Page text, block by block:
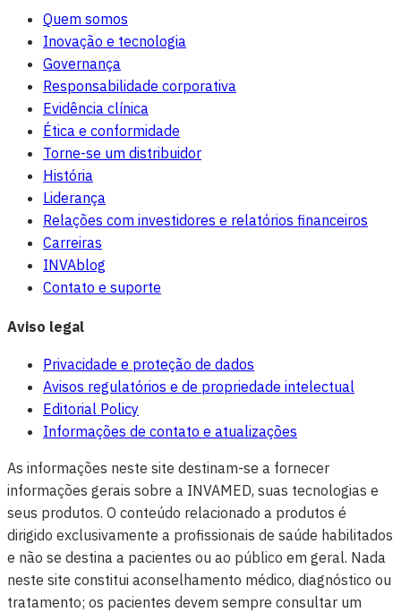
Quem somos
Inovação e tecnologia
Governança
Responsabilidade corporativa
Evidência clínica
Ética e conformidade
Torne-se um distribuidor
História
Liderança
Relações com investidores e relatórios financeiros
Carreiras
INVAblog
Contato e suporte
Aviso legal
Privacidade e proteção de dados
Avisos regulatórios e de propriedade intelectual
Editorial Policy
Informações de contato e atualizações
As informações neste site destinam-se a fornecer
informações gerais sobre a INVAMED, suas tecnologias e
seus produtos. O conteúdo relacionado a produtos é
dirigido exclusivamente a profissionais de saúde habilitados
e não se destina a pacientes ou ao público em geral. Nada
neste site constitui aconselhamento médico, diagnóstico ou
tratamento; os pacientes devem sempre consultar um